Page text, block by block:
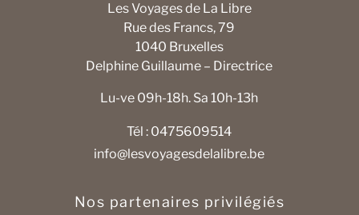
Les Voyages de La Libre
Rue des Francs, 79
1040 Bruxelles
Delphine Guillaume – Directrice
Lu-ve 09h-18h. Sa 10h-13h
Tél : 0475609514
info@lesvoyagesdelalibre.be
Nos partenaires privilégiés